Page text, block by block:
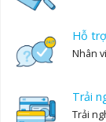
Hỗ
Nhân
Trải
Trải